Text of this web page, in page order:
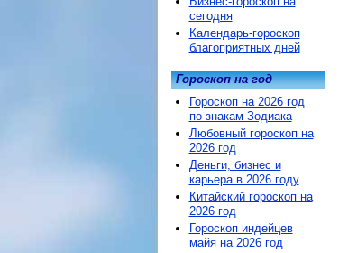
сегодня
Календарь-гороскоп
благоприятных дней
Гороскоп на год
Гороскоп на 2026 год
по знакам Зодиака
Любовный гороскоп на
2026 год
Деньги, бизнес и
карьера в 2026 году
Китайский гороскоп на
2026 год
Гороскоп индейцев
майя на 2026 год